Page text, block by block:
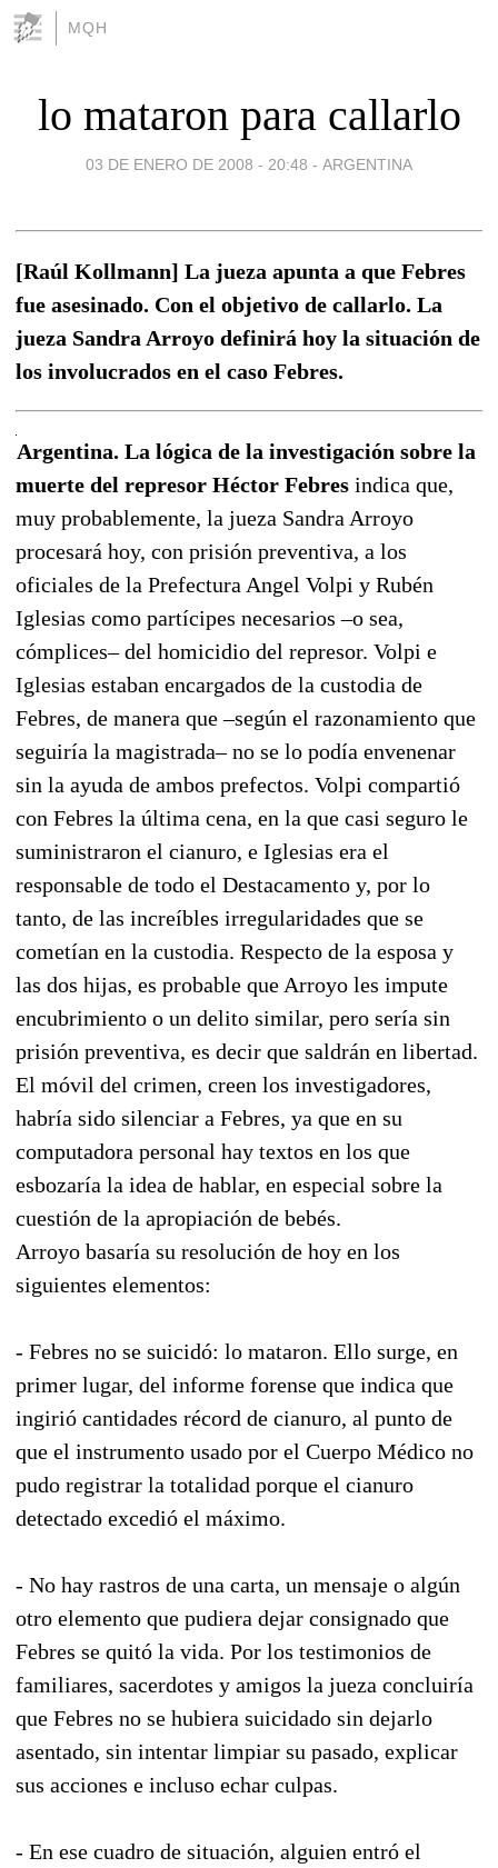
MQH
lo mataron para callarlo
03 DE ENERO DE 2008 - 20:48 - ARGENTINA
[Raúl Kollmann] La jueza apunta a que Febres
fue asesinado. Con el objetivo de callarlo. La
jueza Sandra Arroyo definirá hoy la situación de
los involucrados en el caso Febres.
Argentina. La lógica de la investigación sobre la
muerte del represor Héctor Febres indica que,
muy probablemente, la jueza Sandra Arroyo
procesará hoy, con prisión preventiva, a los
oficiales de la Prefectura Angel Volpi y Rubén
Iglesias como partícipes necesarios –o sea,
cómplices– del homicidio del represor. Volpi e
Iglesias estaban encargados de la custodia de
Febres, de manera que –según el razonamiento que
seguiría la magistrada– no se lo podía envenenar
sin la ayuda de ambos prefectos. Volpi compartió
con Febres la última cena, en la que casi seguro le
suministraron el cianuro, e Iglesias era el
responsable de todo el Destacamento y, por lo
tanto, de las increíbles irregularidades que se
cometían en la custodia. Respecto de la esposa y
las dos hijas, es probable que Arroyo les impute
encubrimiento o un delito similar, pero sería sin
prisión preventiva, es decir que saldrán en libertad.
El móvil del crimen, creen los investigadores,
habría sido silenciar a Febres, ya que en su
computadora personal hay textos en los que
esbozaría la idea de hablar, en especial sobre la
cuestión de la apropiación de bebés.
Arroyo basaría su resolución de hoy en los
siguientes elementos:
- Febres no se suicidó: lo mataron. Ello surge, en
primer lugar, del informe forense que indica que
ingirió cantidades récord de cianuro, al punto de
que el instrumento usado por el Cuerpo Médico no
pudo registrar la totalidad porque el cianuro
detectado excedió el máximo.
- No hay rastros de una carta, un mensaje o algún
otro elemento que pudiera dejar consignado que
Febres se quitó la vida. Por los testimonios de
familiares, sacerdotes y amigos la jueza concluiría
que Febres no se hubiera suicidado sin dejarlo
asentado, sin intentar limpiar su pasado, explicar
sus acciones e incluso echar culpas.
- En ese cuadro de situación, alguien entró el